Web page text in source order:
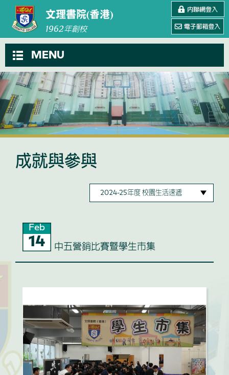
文理書院(香港)
1962年創校
MENU
成就與參與
Feb
14 中五營銷比賽暨學生市集